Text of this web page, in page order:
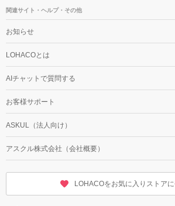
関連サイト・ヘルプ・その他
お知らせ
LOHACOとは
AIチャットで質問する
お客様サポート
ASKUL（法人向け）
アスクル株式会社（会社概要）
LOHACOをお気に入りストア